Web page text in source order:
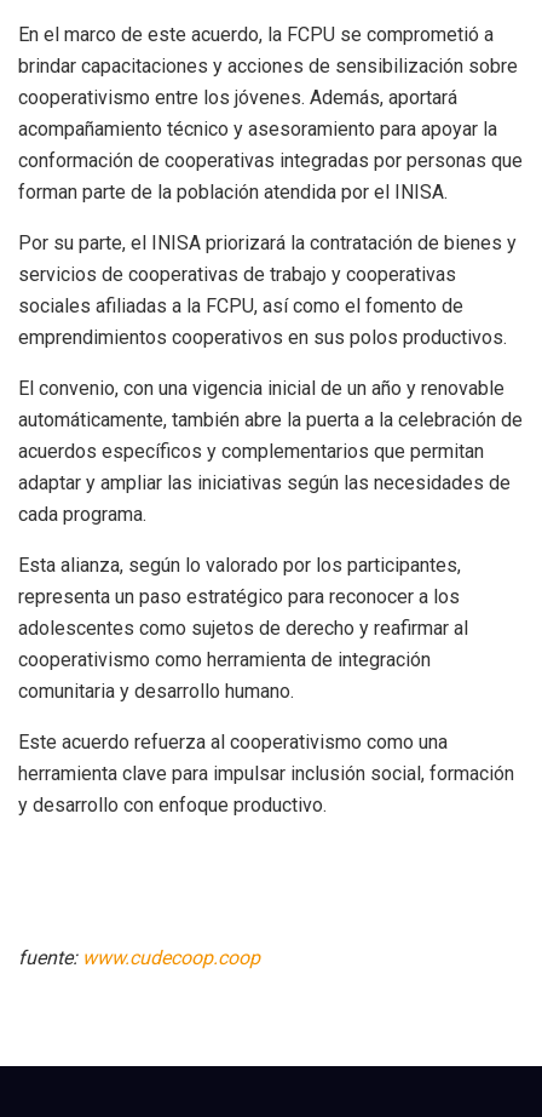
En el marco de este acuerdo, la FCPU se comprometió a
brindar capacitaciones y acciones de sensibilización sobre
cooperativismo entre los jóvenes. Además, aportará
acompañamiento técnico y asesoramiento para apoyar la
conformación de cooperativas integradas por personas que
forman parte de la población atendida por el INISA.
Por su parte, el INISA priorizará la contratación de bienes y
servicios de cooperativas de trabajo y cooperativas
sociales afiliadas a la FCPU, así como el fomento de
emprendimientos cooperativos en sus polos productivos.
El convenio, con una vigencia inicial de un año y renovable
automáticamente, también abre la puerta a la celebración de
acuerdos específicos y complementarios que permitan
adaptar y ampliar las iniciativas según las necesidades de
cada programa.
Esta alianza, según lo valorado por los participantes,
representa un paso estratégico para reconocer a los
adolescentes como sujetos de derecho y reafirmar al
cooperativismo como herramienta de integración
comunitaria y desarrollo humano.
Este acuerdo refuerza al cooperativismo como una
herramienta clave para impulsar inclusión social, formación
y desarrollo con enfoque productivo.
fuente: www.cudecoop.coop